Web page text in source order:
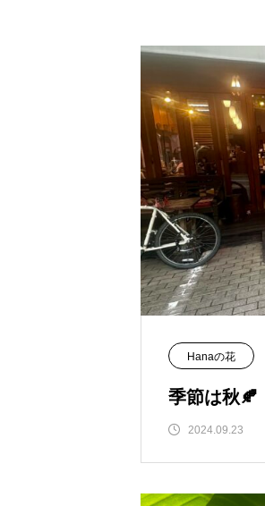
Hanaの花
季節は秋🍂
2024.09.23